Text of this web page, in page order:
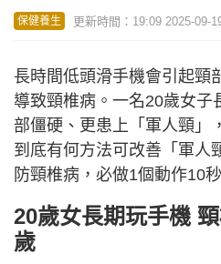
保健養生 更新時間：19:09 2025-09-
長時間低頭滑手機會引起頸
導致頸椎病。一名20歲女子
部僵硬、更患上「軍人頸」
到底有何方法可改善「軍人
防頸椎病，必做1個動作10
20歲女長期玩手機
歲